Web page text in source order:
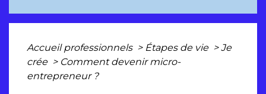
Accueil professionnels > Étapes de vie > Je
crée > Comment devenir micro-
entrepreneur ?